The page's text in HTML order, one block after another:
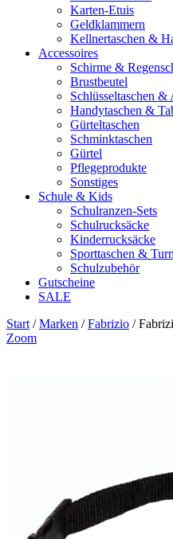
Karten-Etuis
Geldklammern
Kellnertaschen &
Accessoires
Schirme &
Brustbeutel
Schlüsseltaschen &
Handytaschen &
Gürteltaschen
Schminktaschen
Gürtel
Pflegeprodukte
Sonstiges
Schule & Kids
Schulranzen-Sets
Schulrucksäcke
Kinderrucksäcke
Sporttaschen &
Schulzubehör
Gutscheine
SALE
Start /Marken /Fabrizio /
Zoom